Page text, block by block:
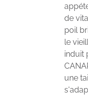
de
poil
le
induit
une